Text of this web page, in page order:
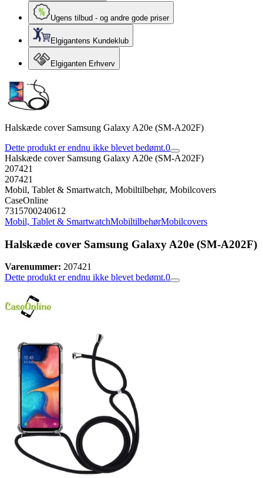
Ugens tilbud - og andre gode priser
Elgigantens Kundeklub
Elgiganten Erhverv
Halskæde cover Samsung Galaxy A20e (SM-A202F)
Dette produkt er endnu ikke blevet bedømt.0
Halskæde cover Samsung Galaxy A20e (SM-A202F)
207421
207421
Mobil, Tablet & Smartwatch, Mobiltilbehør, Mobilcovers
CaseOnline
7315700240612
Mobil, Tablet & SmartwatchMobiltilbehørMobilcovers
Halskæde cover Samsung Galaxy A20e (SM-A202F)
Varenummer: 207421
Dette produkt er endnu ikke blevet bedømt.0